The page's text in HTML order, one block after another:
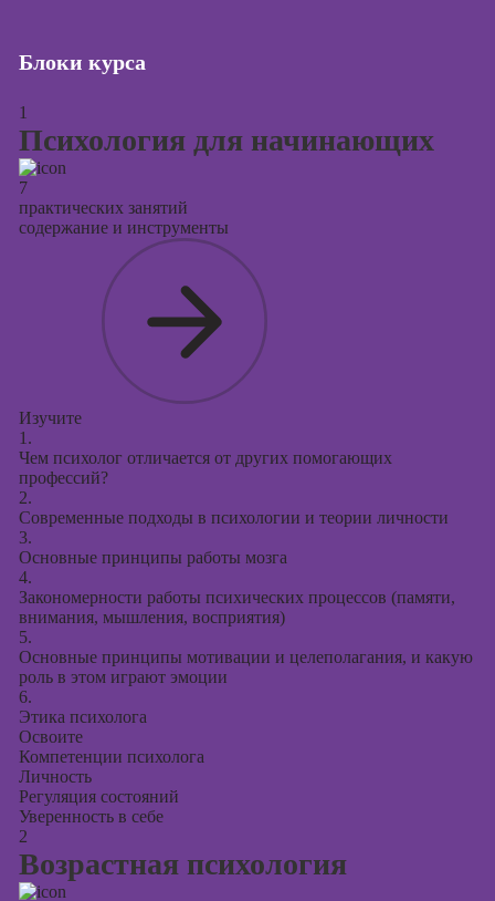
Блоки курса
1
Психология для начинающих
7
практических занятий
содержание и инструменты
Изучите
1.
Чем психолог отличается от других помогающих
профессий?
2.
Современные подходы в психологии и теории личности
3.
Основные принципы работы мозга
4.
Закономерности работы психических процессов (памяти,
внимания, мышления, восприятия)
5.
Основные принципы мотивации и целеполагания, и какую
роль в этом играют эмоции
6.
Этика психолога
Освоите
Компетенции психолога
Личность
Регуляция состояний
Уверенность в себе
2
Возрастная психология